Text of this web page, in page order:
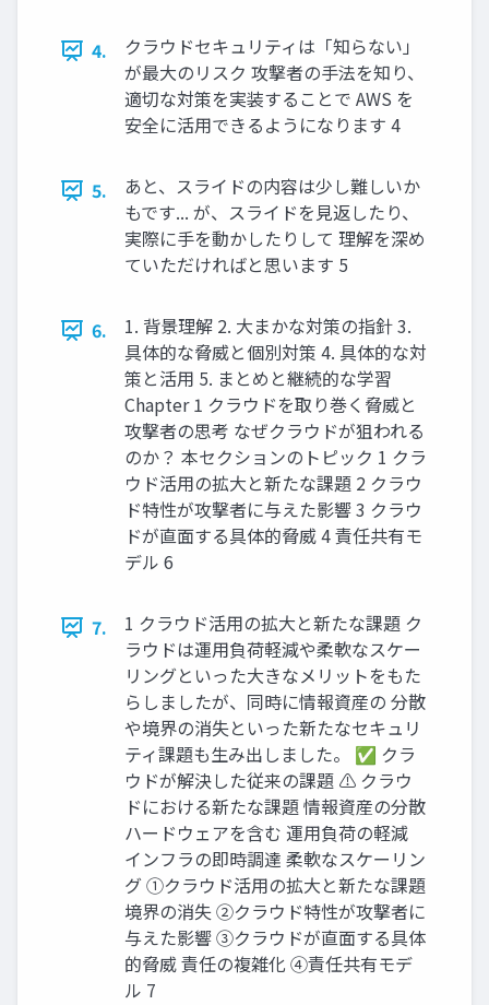
4.
クラウドセキュリティは「知らない」
が最大のリスク 攻撃者の手法を知り、
適切な対策を実装することで AWS を
安全に活用できるようになります 4
5.
あと、スライドの内容は少し難しいか
もです... が、スライドを見返したり、
実際に手を動かしたりして 理解を深め
ていただければと思います 5
6.
1. 背景理解 2. 大まかな対策の指針 3.
具体的な脅威と個別対策 4. 具体的な対
策と活用 5. まとめと継続的な学習
Chapter 1 クラウドを取り巻く脅威と
攻撃者の思考 なぜクラウドが狙われる
のか？ 本セクションのトピック 1 クラ
ウド活用の拡大と新たな課題 2 クラウ
ド特性が攻撃者に与えた影響 3 クラウ
ドが直面する具体的脅威 4 責任共有モ
デル 6
7.
1 クラウド活用の拡大と新たな課題 ク
ラウドは運用負荷軽減や柔軟なスケー
リングといった大きなメリットをもた
らしましたが、同時に情報資産の 分散
や境界の消失といった新たなセキュリ
ティ課題も生み出しました。 ✅ クラ
ウドが解決した従来の課題 ⚠️ クラウ
ドにおける新たな課題 情報資産の分散
ハードウェアを含む 運用負荷の軽減
インフラの即時調達 柔軟なスケーリン
グ ①クラウド活用の拡大と新たな課題
境界の消失 ②クラウド特性が攻撃者に
与えた影響 ③クラウドが直面する具体
的脅威 責任の複雑化 ④責任共有モデ
ル 7